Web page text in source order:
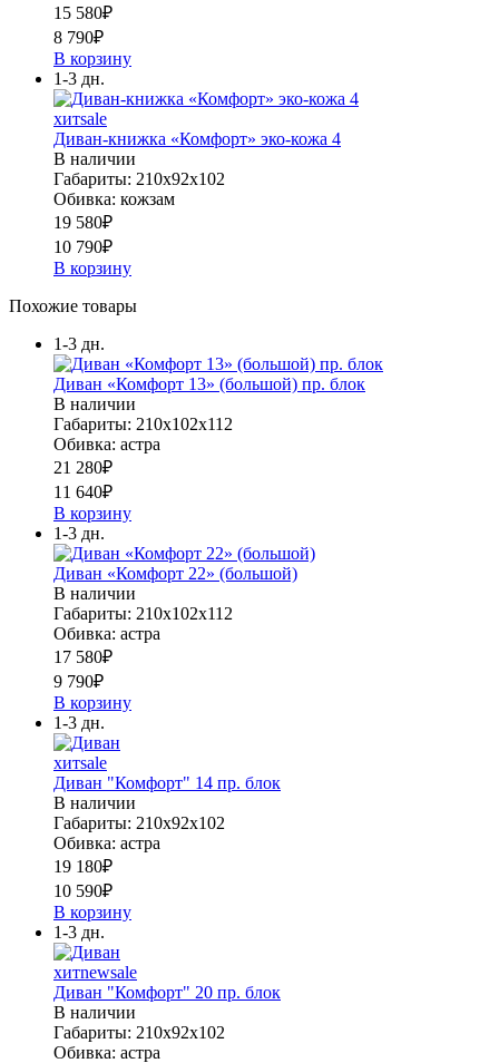
15 580₽
8 790₽
В корзину
1-3 дн.
хитsale
Диван-книжка «Комфорт» эко-кожа 4
В наличии
Габариты: 210х92х102
Обивка: кожзам
19 580₽
10 790₽
В корзину
Похожие товары
1-3 дн.
Диван «Комфорт 13» (большой) пр. блок
В наличии
Габариты: 210x102x112
Обивка: астра
21 280₽
11 640₽
В корзину
1-3 дн.
Диван «Комфорт 22» (большой)
В наличии
Габариты: 210х102х112
Обивка: астра
17 580₽
9 790₽
В корзину
1-3 дн.
хитsale
Диван "Комфорт" 14 пр. блок
В наличии
Габариты: 210х92х102
Обивка: астра
19 180₽
10 590₽
В корзину
1-3 дн.
хитnewsale
Диван "Комфорт" 20 пр. блок
В наличии
Габариты: 210х92х102
Обивка: астра